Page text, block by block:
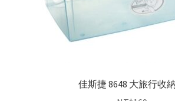
佳斯捷 8648 大旅行收